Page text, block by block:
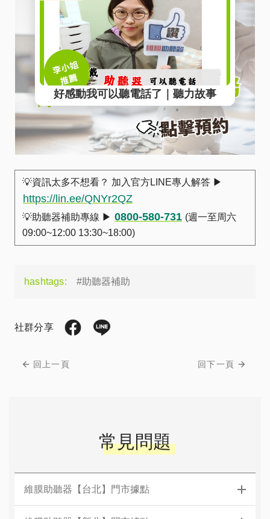
💡資訊太多不想看？ 加入官方LINE專人解答 ▶︎
https://lin.ee/QNYr2QZ
💡助聽器補助專線 ▶︎ 0800-580-731 (週一至周六
09:00~12:00 13:30~18:00)
hashtags: #助聽器補助
社群分享
回上一頁 回下一頁
常見問題
維膜助聽器【台北】門市據點